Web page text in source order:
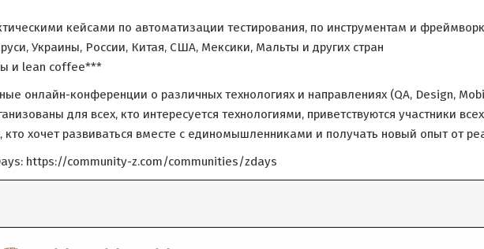
кейсами по автоматизации тестирования, по инструментам и
Украины, России, Китая, США, Мексики, Мальты и других стран
и lean coffee***
онлайн-конференции о различных технологиях и направлениях (QA, Design,
для всех, кто интересуется технологиями, приветствуются участники
кто хочет развиваться вместе с единомышленниками и получать новый опыт от
https://community-z.com/communities/zdays